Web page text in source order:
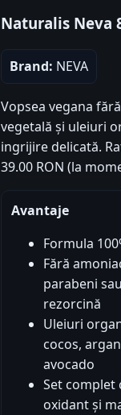
Naturalis Neva
Brand: NEVA
Vopsea vegana
vegetală și uleiuri
ingrijire delicată.
39.00 RON (la
Avantaje
Formula
Fără
parabeni sau
rezorcină
Uleiuri
cocos,
avocado
Set complet
oxidant și